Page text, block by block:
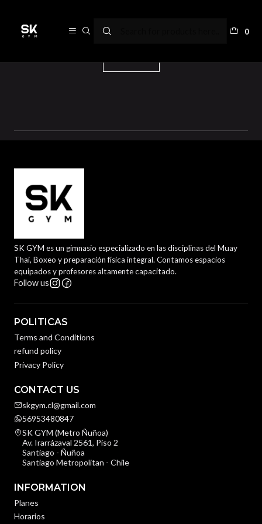
0
Pre-workout
Filters
SK GYM es un gimnasio especializado en las disciplinas del Muay
Thai, Boxeo y preparación física integral. Contamos espacios
equipados y profesores altamente capacitado.
Follow us
POLITICAS
Terms and Conditions
refund policy
Privacy Policy
CONTACT US
skgym.cl@gmail.com
56953480847
SK GYM (Metro Ñuñoa)
Av. Irarrázaval 2561, Piso 2
Santiago - Ñuñoa
Santiago Metropolitan - Chile
INFORMATION
Planes
Horarios